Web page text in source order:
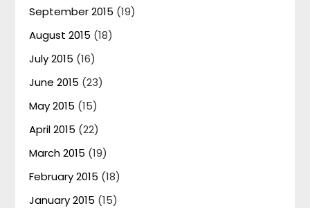
September 2015 (19)
August 2015 (18)
July 2015 (16)
June 2015 (23)
May 2015 (15)
April 2015 (22)
March 2015 (19)
February 2015 (18)
January 2015 (15)